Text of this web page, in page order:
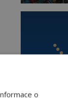
o